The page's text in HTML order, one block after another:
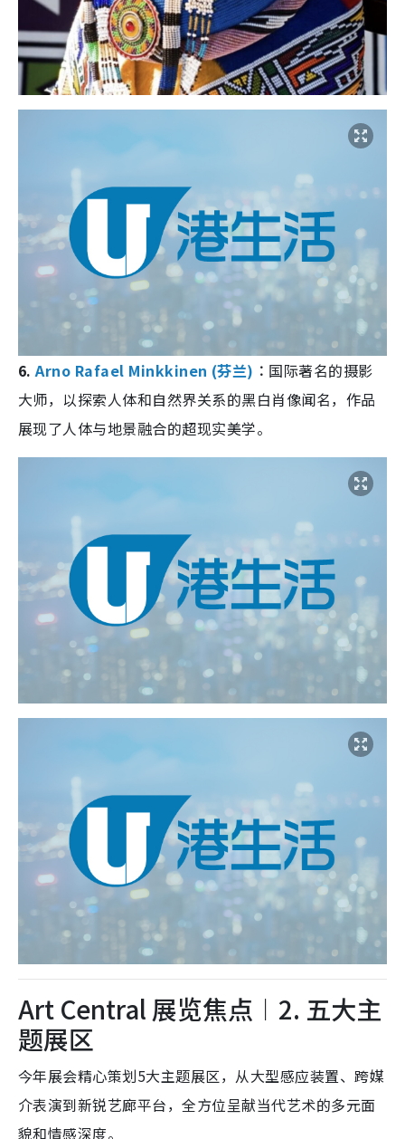
6.Arno Rafael Minkkinen (芬兰) ︰ 国际著名的摄影
大师，以探索人体和自然界关系的黑白肖像闻名，作品
展现了人体与地景融合的超现实美学。
Art Central 展览焦点︱2. 五大主
题展区
今年展会精心策划5大主题展区，从大型感应装置、跨媒
介表演到新锐艺廊平台，全方位呈献当代艺术的多元面
貌和情感深度。